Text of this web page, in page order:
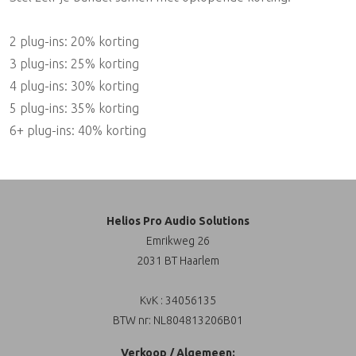
2 plug-ins: 20% korting
3 plug-ins: 25% korting
4 plug-ins: 30% korting
5 plug-ins: 35% korting
6+ plug-ins: 40% korting
Helios Pro Audio Solutions
Emrikweg 26
2031 BT Haarlem
KvK : 34056135
BTW nr: NL804813206B01
Verkoop / Algemeen: